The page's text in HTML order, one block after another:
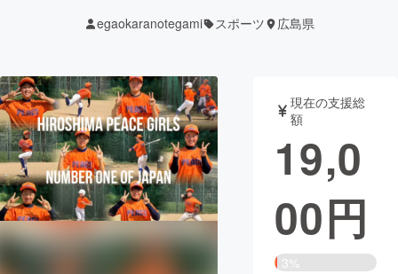
ターン
ジェクト
募集終了が近いプ
ロジェクト
アート・写真 音楽
テクノロジー・ガジェット ゲーム・
映像・映画 書籍・雑誌
ビジネス・起業 チャレンジ
egaokaranotegami スポーツ 広島県
現在の支援総
額
19,0
00円
3%